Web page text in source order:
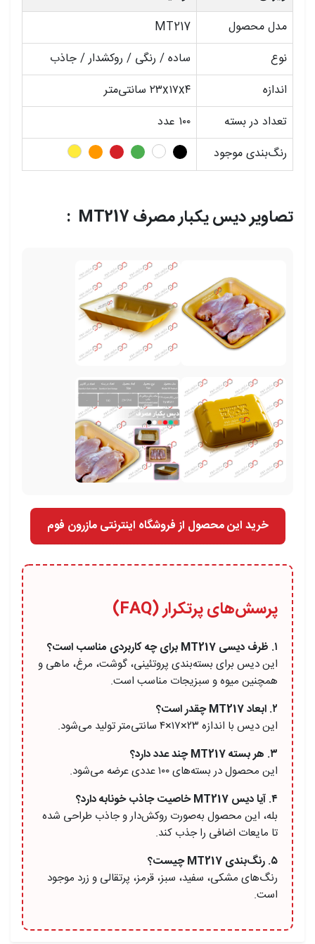
مدل محصول
MT217
نوع
ساده / رنگی / روکشدار / جاذب
اندازه
۲۳x۱۷x۴ سانتی‌متر
تعداد در بسته
۱۰۰ عدد
رنگ‌بندی موجود
تصاویر دیس یکبار مصرف MT217 :
خرید این محصول از فروشگاه اینترنتی مازرون فوم
پرسش‌های پرتکرار (FAQ)
۱. ظرف دیسی MT217 برای چه کاربردی مناسب است؟
این دیس برای بسته‌بندی پروتئینی، گوشت، مرغ، ماهی و
همچنین میوه و سبزیجات مناسب است.
۲. ابعاد MT217 چقدر است؟
این دیس با اندازه ۲۳×۱۷×۴ سانتی‌متر تولید می‌شود.
۳. هر بسته MT217 چند عدد دارد؟
این محصول در بسته‌های ۱۰۰ عددی عرضه می‌شود.
۴. آیا دیس MT217 خاصیت جاذب خونابه دارد؟
بله، این محصول به‌صورت روکش‌دار و جاذب طراحی شده
تا مایعات اضافی را جذب کند.
۵. رنگ‌بندی MT217 چیست؟
رنگ‌های مشکی، سفید، سبز، قرمز، پرتقالی و زرد موجود
است.